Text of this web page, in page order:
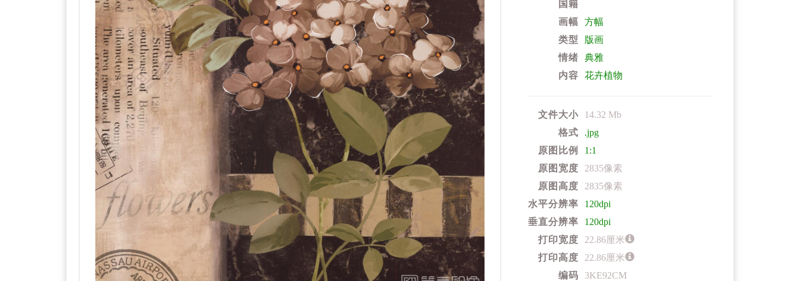
国籍
画幅
方幅
类型
版画
情绪
典雅
内容
花卉植物
文件大小
14.32 Mb
格式
.jpg
原图比例
1:1
原图宽度
2835像素
原图高度
2835像素
水平分辨率
120dpi
垂直分辨率
120dpi
打印宽度
22.86厘米
打印高度
22.86厘米
编码
3KE92CM